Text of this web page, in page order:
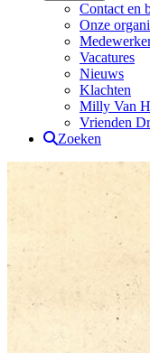
Contact en
Onze
Vacatures
Nieuws
Klachten
Milly Van
Vrienden
Zoeken
Drents